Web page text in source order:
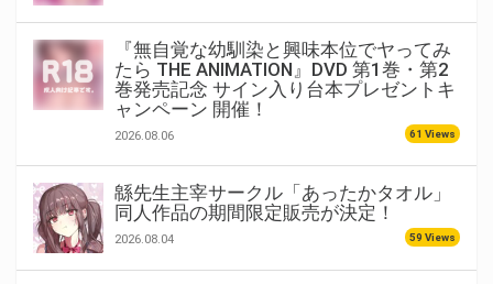
『無自覚な幼馴染と興味本位でヤってみ
たら THE ANIMATION』DVD 第1巻・第2
巻発売記念 サイン入り台本プレゼントキ
ャンペーン 開催！
2026.08.06 61 Views
緜先生主宰サークル「あったかタオル」
同人作品の期間限定販売が決定！
2026.08.04 59 Views